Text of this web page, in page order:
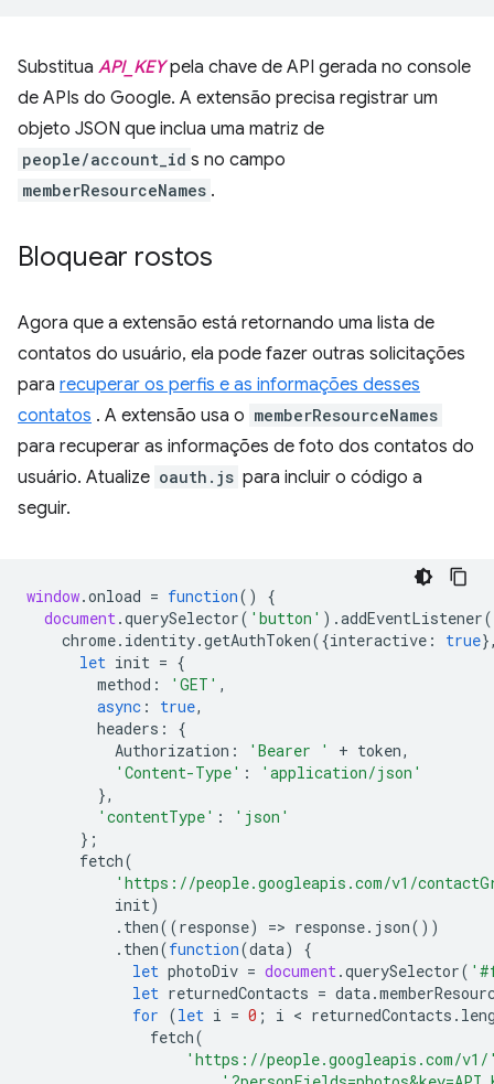
Substitua API_KEYpela chave de API gerada no console
de APIs do Google. A extensão precisa registrar um
objeto JSON que inclua uma matriz de
people/account_id s no campo
memberResourceNames .
Bloquear rostos
Agora que a extensão está retornando uma lista de
contatos do usuário, ela pode fazer outras solicitações
para recuperar os perfis e as informações desses
contatos . A extensão usa o memberResourceNames
para recuperar as informações de foto dos contatos do
usuário. Atualize oauth.js para incluir o código a
seguir.
window.onload = function()
{
document.querySelector( 'button' ).addEventListener(
chrome. identity.getAuthToken({interactive : true
let init = {
method : 'GET' ,
async : true,
headers :
{
Authorization : 'Bearer ' + token,
'Content-Type' :
'application/json'
},
'contentType' :
'json'
};
fetch(
'https://people.googleapis.com/v1/
init)
. then((response) => response. json())
. then(function(data)
{
let photoDiv = document.querySelector(
let returnedContacts = data.
for (let i = 0 ; i < returnedContacts .
fetch(
'https://people.googleapis.com/